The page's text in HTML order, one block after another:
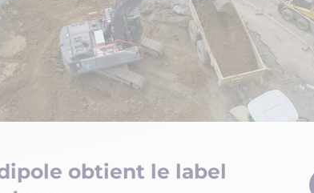
obtient le label